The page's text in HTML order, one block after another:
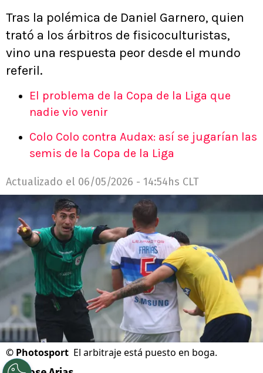
Tras la polémica de Daniel Garnero, quien
trató a los árbitros de fisicoculturistas,
vino una respuesta peor desde el mundo
referil.
El problema de la Copa de la Liga que
nadie vio venir
Colo Colo contra Audax: así se jugarían las
semis de la Copa de la Liga
Actualizado el 06/05/2026 - 14:54hs CLT
© Photosport El arbitraje está puesto en boga.